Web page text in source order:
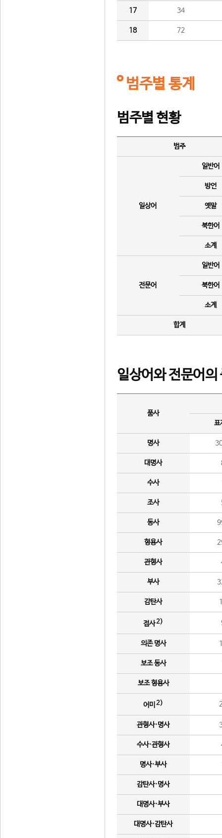
17 34
18 72
범주별 통계
범주별 현황
범주
일상어
일반어
방언
옛말
북한어
소계
전문어
일반어
북한어
소계
합계
일상어와 전문어의
품사
표
명사
대명사
수사
조사
동사
형용사
관형사
부사
감탄사
접사2)
의존 명사
보조 동사
보조 형용사
어미 2)
관형사·명사
수사·관형사
명사·부사
감탄사·명사
대명사·부사
대명사·감탄사